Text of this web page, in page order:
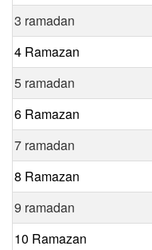
3 ramadan
4 Ramazan
5 ramadan
6 Ramazan
7 ramadan
8 Ramazan
9 ramadan
10 Ramazan